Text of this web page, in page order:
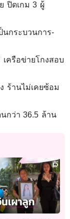
ปิดเกม 3 ผู้
นกระบวนการ-
ครือข่ายโกงสอบ
ร้านไม่เคยซ้อม
กว่า 36.5 ล้าน